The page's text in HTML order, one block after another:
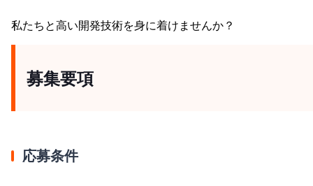
私たちと高い開発技術を身に着けませんか？
募集要項
応募条件